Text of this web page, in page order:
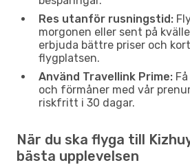
Res utanför rusningstid:
morgonen eller sent på
erbjuda bättre priser och
flygplatsen.
Använd Travellink Prime:
och förmåner med vår
riskfritt i 30 dagar.
När du ska flyga till
bästa upplevelsen